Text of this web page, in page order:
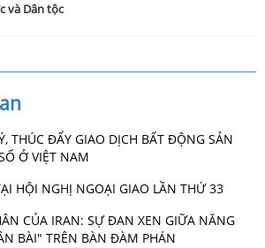
và Dân tộc
THÚC ĐẨY GIAO DỊCH BẤT ĐỘNG SẢN
Ở VIỆT NAM
HỘI NGHỊ NGOẠI GIAO LẦN THỨ 33
CỦA IRAN: SỰ ĐAN XEN GIỮA NĂNG
BÀI" TRÊN BÀN ĐÀM PHÁN